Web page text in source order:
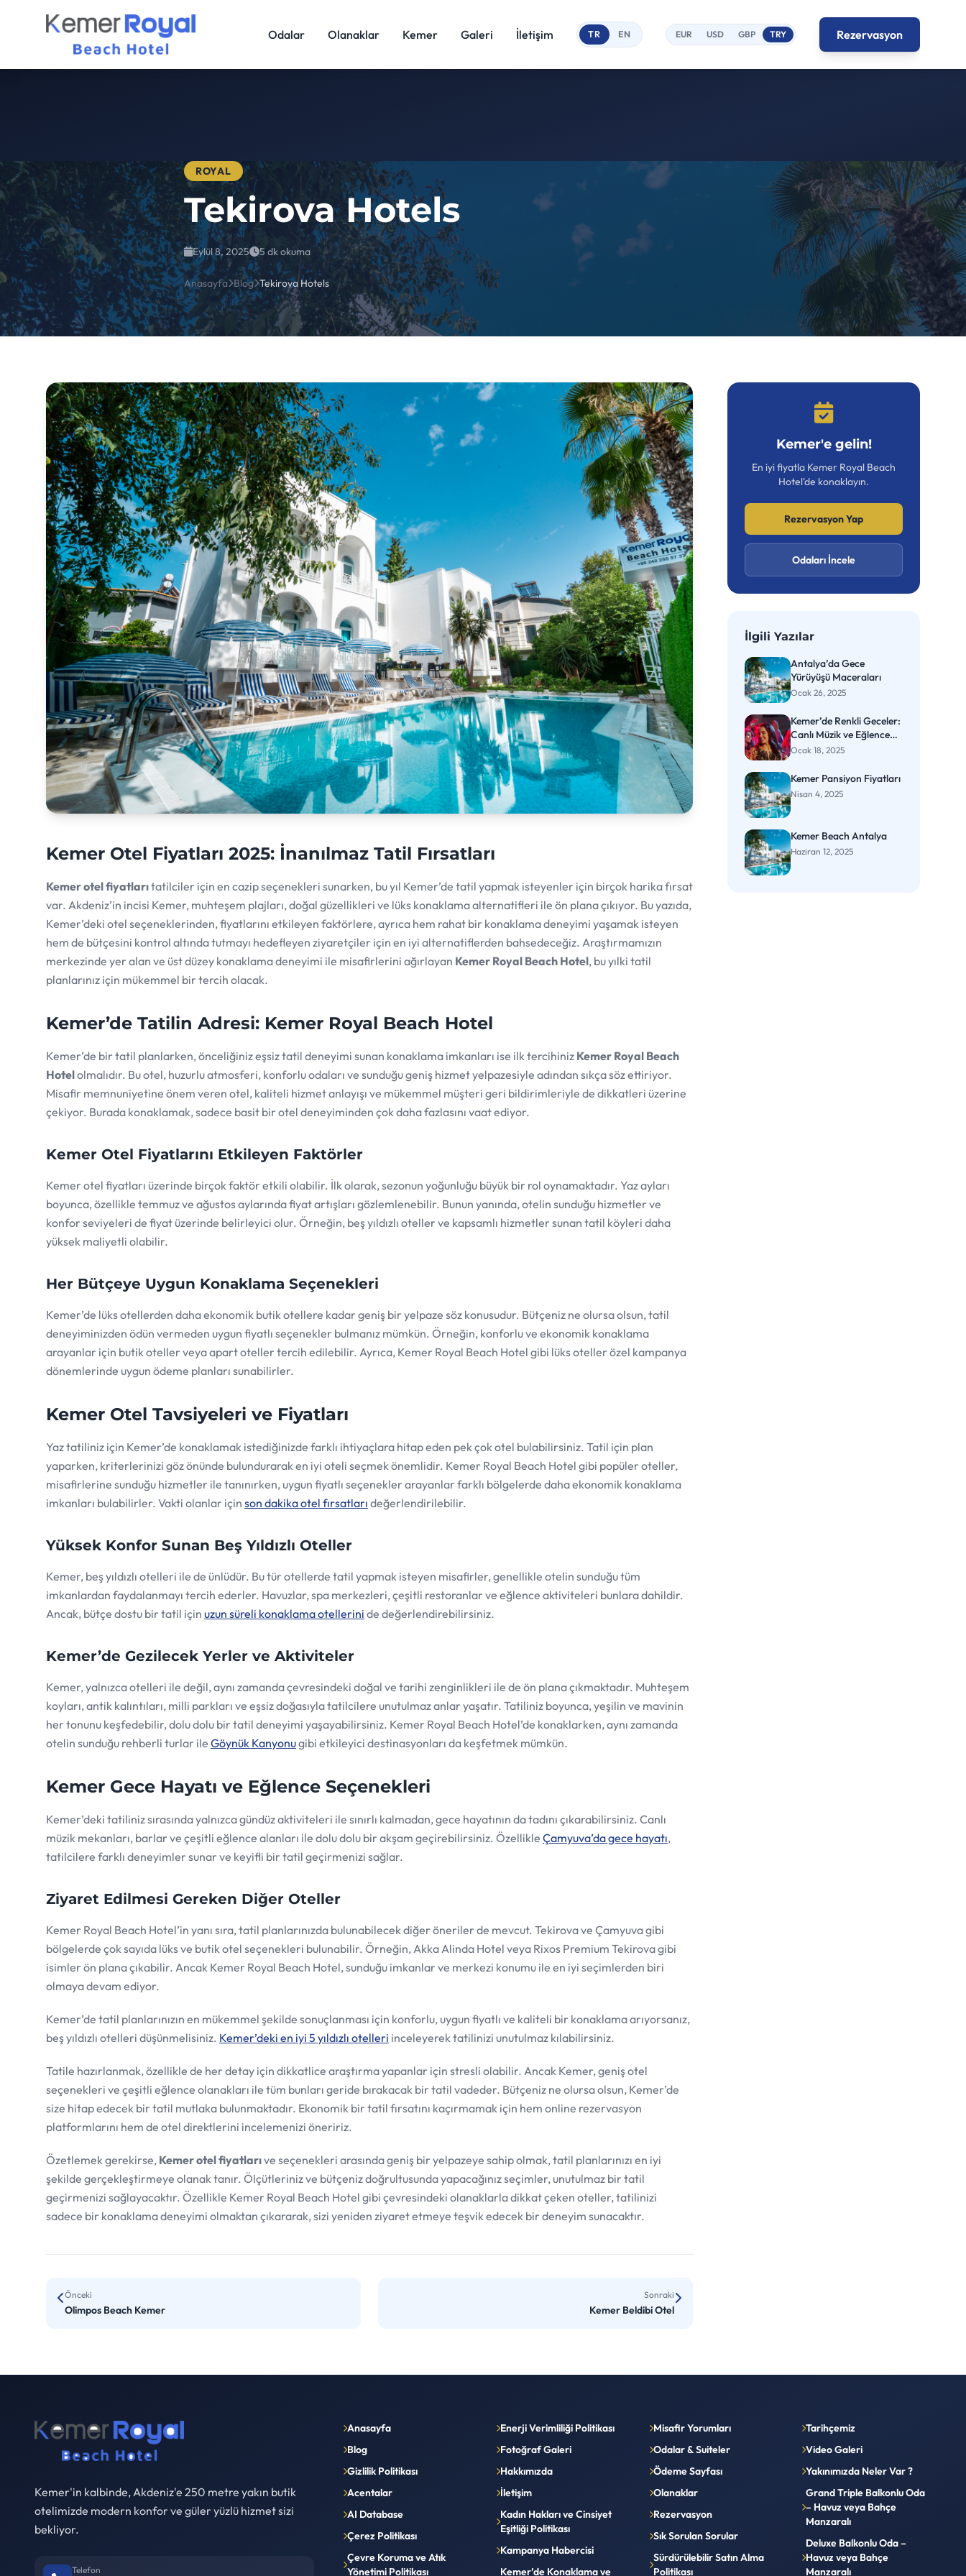
Odalar Olanaklar Kemer Galeri İletişim TR EN EUR USD GBP TRY Rezervasyon
ROYAL
Tekirova Hotels
Eylül 8, 2025 5 dk okuma
Anasayfa Blog Tekirova Hotels
Kemer Otel Fiyatları 2025: İnanılmaz Tatil Fırsatları
Kemer otel fiyatlarıtatilciler için en cazip seçenekleri sunarken, bu yıl Kemer’de tatil yapmak isteyenler için birçok harika fırsat
var. Akdeniz’in incisi Kemer, muhteşem plajları, doğal güzellikleri ve lüks konaklama alternatifleri ile ön plana çıkıyor. Bu yazıda,
Kemer’deki otel seçeneklerinden, fiyatlarını etkileyen faktörlere, ayrıca hem rahat bir konaklama deneyimi yaşamak isteyen
hem de bütçesini kontrol altında tutmayı hedefleyen ziyaretçiler için en iyi alternatiflerden bahsedeceğiz. Araştırmamızın
merkezinde yer alan ve üst düzey konaklama deneyimi ile misafirlerini ağırlayan Kemer Royal Beach Hotel, bu yılki tatil
planlarınız için mükemmel bir tercih olacak.
Kemer’de Tatilin Adresi: Kemer Royal Beach Hotel
Kemer’de bir tatil planlarken, önceliğiniz eşsiz tatil deneyimi sunan konaklama imkanları ise ilk tercihiniz Kemer Royal Beach
Hotelolmalıdır. Bu otel, huzurlu atmosferi, konforlu odaları ve sunduğu geniş hizmet yelpazesiyle adından sıkça söz ettiriyor.
Misafir memnuniyetine önem veren otel, kaliteli hizmet anlayışı ve mükemmel müşteri geri bildirimleriyle de dikkatleri üzerine
çekiyor. Burada konaklamak, sadece basit bir otel deneyiminden çok daha fazlasını vaat ediyor.
Kemer Otel Fiyatlarını Etkileyen Faktörler
Kemer otel fiyatları üzerinde birçok faktör etkili olabilir. İlk olarak, sezonun yoğunluğu büyük bir rol oynamaktadır. Yaz ayları
boyunca, özellikle temmuz ve ağustos aylarında fiyat artışları gözlemlenebilir. Bunun yanında, otelin sunduğu hizmetler ve
konfor seviyeleri de fiyat üzerinde belirleyici olur. Örneğin, beş yıldızlı oteller ve kapsamlı hizmetler sunan tatil köyleri daha
yüksek maliyetli olabilir.
Her Bütçeye Uygun Konaklama Seçenekleri
Kemer’de lüks otellerden daha ekonomik butik otellere kadar geniş bir yelpaze söz konusudur. Bütçeniz ne olursa olsun, tatil
deneyiminizden ödün vermeden uygun fiyatlı seçenekler bulmanız mümkün. Örneğin, konforlu ve ekonomik konaklama
arayanlar için butik oteller veya apart oteller tercih edilebilir. Ayrıca, Kemer Royal Beach Hotel gibi lüks oteller özel kampanya
dönemlerinde uygun ödeme planları sunabilirler.
Kemer Otel Tavsiyeleri ve Fiyatları
Yaz tatiliniz için Kemer’de konaklamak istediğinizde farklı ihtiyaçlara hitap eden pek çok otel bulabilirsiniz. Tatil için plan
yaparken, kriterlerinizi göz önünde bulundurarak en iyi oteli seçmek önemlidir. Kemer Royal Beach Hotel gibi popüler oteller,
misafirlerine sunduğu hizmetler ile tanınırken, uygun fiyatlı seçenekler arayanlar farklı bölgelerde daha ekonomik konaklama
imkanları bulabilirler. Vakti olanlar için son dakika otel fırsatları değerlendirilebilir.
Yüksek Konfor Sunan Beş Yıldızlı Oteller
Kemer, beş yıldızlı otelleri ile de ünlüdür. Bu tür otellerde tatil yapmak isteyen misafirler, genellikle otelin sunduğu tüm
imkanlardan faydalanmayı tercih ederler. Havuzlar, spa merkezleri, çeşitli restoranlar ve eğlence aktiviteleri bunlara dahildir.
Ancak, bütçe dostu bir tatil için uzun süreli konaklama otellerini de değerlendirebilirsiniz.
Kemer’de Gezilecek Yerler ve Aktiviteler
Kemer, yalnızca otelleri ile değil, aynı zamanda çevresindeki doğal ve tarihi zenginlikleri ile de ön plana çıkmaktadır. Muhteşem
koyları, antik kalıntıları, milli parkları ve eşsiz doğasıyla tatilcilere unutulmaz anlar yaşatır. Tatiliniz boyunca, yeşilin ve mavinin
her tonunu keşfedebilir, dolu dolu bir tatil deneyimi yaşayabilirsiniz. Kemer Royal Beach Hotel’de konaklarken, aynı zamanda
otelin sunduğu rehberli turlar ile Göynük Kanyonugibi etkileyici destinasyonları da keşfetmek mümkün.
Kemer Gece Hayatı ve Eğlence Seçenekleri
Kemer’deki tatiliniz sırasında yalnızca gündüz aktiviteleri ile sınırlı kalmadan, gece hayatının da tadını çıkarabilirsiniz. Canlı
müzik mekanları, barlar ve çeşitli eğlence alanları ile dolu dolu bir akşam geçirebilirsiniz. Özellikle Çamyuva’da gece hayatı,
tatilcilere farklı deneyimler sunar ve keyifli bir tatil geçirmenizi sağlar.
Ziyaret Edilmesi Gereken Diğer Oteller
Kemer Royal Beach Hotel’in yanı sıra, tatil planlarınızda bulunabilecek diğer öneriler de mevcut. Tekirova ve Çamyuva gibi
bölgelerde çok sayıda lüks ve butik otel seçenekleri bulunabilir. Örneğin, Akka Alinda Hotel veya Rixos Premium Tekirova gibi
isimler ön plana çıkabilir. Ancak Kemer Royal Beach Hotel, sunduğu imkanlar ve merkezi konumu ile en iyi seçimlerden biri
olmaya devam ediyor.
Kemer’de tatil planlarınızın en mükemmel şekilde sonuçlanması için konforlu, uygun fiyatlı ve kaliteli bir konaklama arıyorsanız,
beş yıldızlı otelleri düşünmelisiniz. Kemer’deki en iyi 5 yıldızlı otelleri inceleyerek tatilinizi unutulmaz kılabilirsiniz.
Tatile hazırlanmak, özellikle de her detay için dikkatlice araştırma yapanlar için stresli olabilir. Ancak Kemer, geniş otel
seçenekleri ve çeşitli eğlence olanakları ile tüm bunları geride bırakacak bir tatil vadeder. Bütçeniz ne olursa olsun, Kemer’de
size hitap edecek bir tatil mutlaka bulunmaktadır. Ekonomik bir tatil fırsatını kaçırmamak için hem online rezervasyon
platformlarını hem de otel direktlerini incelemenizi öneririz.
Özetlemek gerekirse, Kemer otel fiyatlarıve seçenekleri arasında geniş bir yelpazeye sahip olmak, tatil planlarınızı en iyi
şekilde gerçekleştirmeye olanak tanır. Ölçütleriniz ve bütçeniz doğrultusunda yapacağınız seçimler, unutulmaz bir tatil
geçirmenizi sağlayacaktır. Özellikle Kemer Royal Beach Hotel gibi çevresindeki olanaklarla dikkat çeken oteller, tatilinizi
sadece bir konaklama deneyimi olmaktan çıkararak, sizi yeniden ziyaret etmeye teşvik edecek bir deneyim sunacaktır.
Önceki
Olimpos Beach Kemer
Sonraki
Kemer Beldibi Otel
Kemer'e gelin!
En iyi fiyatla Kemer Royal Beach
Hotel'de konaklayın.
Rezervasyon Yap
Odaları İncele
İlgili Yazılar
Antalya’da Gece
Yürüyüşü Maceraları
Ocak 26, 2025
Kemer’de Renkli Geceler:
Canlı Müzik ve Eğlence
Mekanları
Ocak 18, 2025
Kemer Pansiyon Fiyatları
Nisan 4, 2025
Kemer Beach Antalya
Haziran 12, 2025
Kemer'in kalbinde, Akdeniz'e 250 metre yakın butik
otelimizde modern konfor ve güler yüzlü hizmet sizi
bekliyor.
Telefon
Anasayfa
Blog
Gizlilik Politikası
Acentalar
AI Database
Çerez Politikası
Çevre Koruma ve Atık
Yönetimi Politikası
Enerji Verimliliği Politikası
Fotoğraf Galeri
Hakkımızda
İletişim
Kadın Hakları ve Cinsiyet
Eşitliği Politikası
Kampanya Habercisi
Kemer’de Konaklama ve
Misafir Yorumları
Odalar & Suiteler
Ödeme Sayfası
Olanaklar
Rezervasyon
Sık Sorulan Sorular
Sürdürülebilir Satın Alma
Politikası
Tarihçemiz
Video Galeri
Yakınımızda Neler Var ?
Grand Triple Balkonlu Oda
– Havuz veya Bahçe
Manzaralı
Deluxe Balkonlu Oda –
Havuz veya Bahçe
Manzaralı